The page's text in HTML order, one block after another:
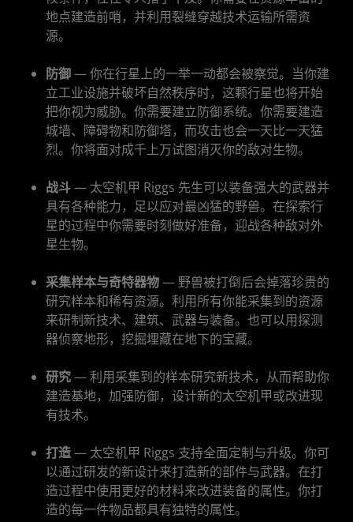
地点建造前哨，并利用裂缝穿越技术运输所需资
源。
防御— 你在行星上的一举一动都会被察觉。当你建
立工业设施并破坏自然秩序时，这颗行星也将开始
把你视为威胁。你需要建立防御系统。你需要建造
城墙、障碍物和防御塔，而攻击也会一天比一天猛
烈。你将面对成千上万试图消灭你的敌对生物。
战斗— 太空机甲 Riggs 先生可以装备强大的武器并
具有各种能力，足以应对最凶猛的野兽。在探索行
星的过程中你需要时刻做好准备，迎战各种敌对外
星生物。
采集样本与奇特器物— 野兽被打倒后会掉落珍贵的
研究样本和稀有资源。利用所有你能采集到的资源
来研制新技术、建筑、武器与装备。也可以用探测
器侦察地形，挖掘埋藏在地下的宝藏。
研究— 利用采集到的样本研究新技术，从而帮助你
建造基地，加强防御，设计新的太空机甲或改进现
有技术。
打造— 太空机甲 Riggs 支持全面定制与升级。你可
以通过研发的新设计来打造新的部件与武器。在打
造过程中使用更好的材料来改进装备的属性。你打
造的每一件物品都具有独特的属性。